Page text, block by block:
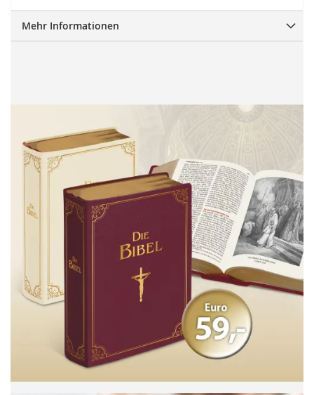
Mehr Informationen